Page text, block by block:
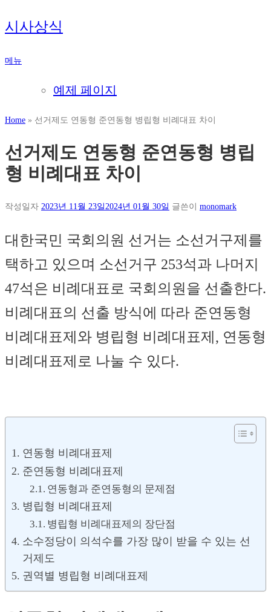
내
용
로
기
시사상식
메뉴
예제 페이지
Home » 선거제도 연동형 준연동형 병립형 비례대표 차이
선거제도 연동형 준연동형 병립
형 비례대표 차이
작성일자 2023년 11월 23일2024년 01월 30일 글쓴이 monomark
대한국민 국회의원 선거는 소선거구제를
택하고 있으며 소선거구 253석과 나머지
47석은 비례대표로 국회의원을 선출한다.
비례대표의 선출 방식에 따라 준연동형
비례대표제와 병립형 비례대표제, 연동형
비례대표제로 나눌 수 있다.
연동형 비례대표제
준연동형 비례대표제
연동형과 준연동형의 문제점
병립형 비례대표제
병립형 비례대표제의 장단점
소수정당이 의석수를 가장 많이 받을 수 있는 선
거제도
권역별 병립형 비례대표제